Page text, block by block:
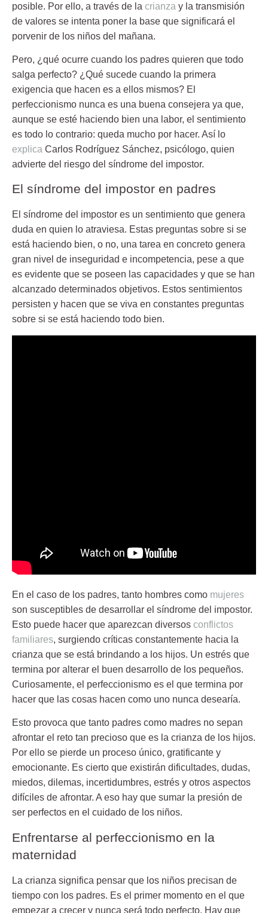
posible. Por ello, a través de la crianza y la transmisión
de valores se intenta poner la base que significará el
porvenir de los niños del mañana.
Pero, ¿qué ocurre cuando los padres quieren que todo
salga perfecto? ¿Qué sucede cuando la primera
exigencia que hacen es a ellos mismos? El
perfeccionismo nunca es una buena consejera ya que,
aunque se esté haciendo bien una labor, el sentimiento
es todo lo contrario: queda mucho por hacer. Así lo
explica Carlos Rodríguez Sánchez, psicólogo, quien
advierte del riesgo del síndrome del impostor.
El síndrome del impostor en padres
El síndrome del impostor es un sentimiento que genera
duda en quien lo atraviesa. Estas preguntas sobre si se
está haciendo bien, o no, una tarea en concreto genera
gran nivel de inseguridad e incompetencia, pese a que
es evidente que se poseen las capacidades y que se han
alcanzado determinados objetivos. Estos sentimientos
persisten y hacen que se viva en constantes preguntas
sobre si se está haciendo todo bien.
En el caso de los padres, tanto hombres como mujeres
son susceptibles de desarrollar el síndrome del impostor.
Esto puede hacer que aparezcan diversos conflictos
familiares, surgiendo críticas constantemente hacia la
crianza que se está brindando a los hijos. Un estrés que
termina por alterar el buen desarrollo de los pequeños.
Curiosamente, el perfeccionismo es el que termina por
hacer que las cosas hacen como uno nunca desearía.
Esto provoca que tanto padres como madres no sepan
afrontar el reto tan precioso que es la crianza de los hijos.
Por ello se pierde un proceso único, gratificante y
emocionante. Es cierto que existirán dificultades, dudas,
miedos, dilemas, incertidumbres, estrés y otros aspectos
difíciles de afrontar. A eso hay que sumar la presión de
ser perfectos en el cuidado de los niños.
Enfrentarse al perfeccionismo en la
maternidad
La crianza significa pensar que los niños precisan de
tiempo con los padres. Es el primer momento en el que
empezar a crecer y nunca será todo perfecto. Hay que